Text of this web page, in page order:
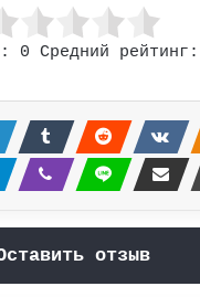
0 Средний рейтинг:
отзыв